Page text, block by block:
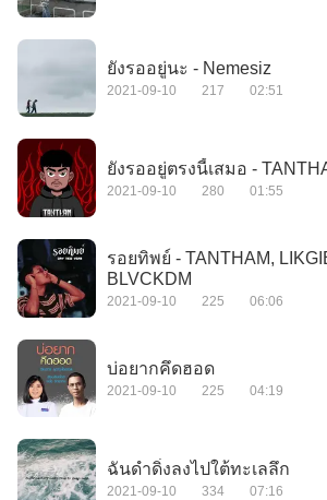
ยังรออยู่นะ - Nemesiz
2021-09-10 217 02:51
ยังรออยู่ตรงนี้เสมอ -
2021-09-10 280 01:55
รอยทิพย์ - TANTHAM,
BLVCKDM
2021-09-10 225 06:06
บ่อยากคึดฮอด
2021-09-10 225 04:19
ฉันดำดิ่งลงไปใต้ทะเลลึก
2021-09-10 334 07:16